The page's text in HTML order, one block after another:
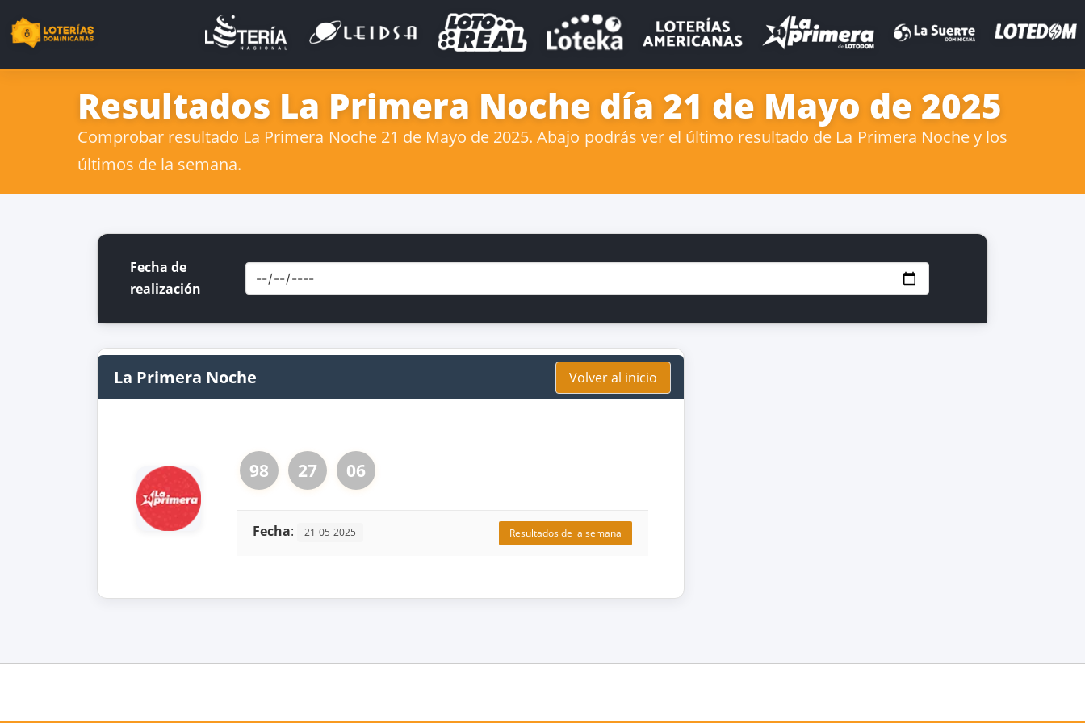
Resultados La Primera Noche día 21 de Mayo de 2025
Comprobar resultado La Primera Noche 21 de Mayo de 2025. Abajo podrás ver el último resultado de La Primera Noche y los
últimos de la semana.
Fecha de
realización
La Primera Noche Volver al inicio
98 27 06
Fecha: 21-05-2025 Resultados de la semana